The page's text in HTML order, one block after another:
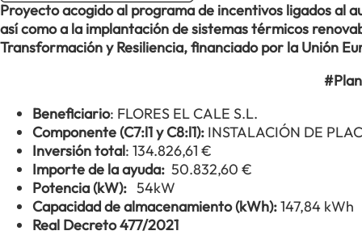
Proyecto acogido al programa de incentivos ligados al
así como a la implantación de sistemas térmicos
Transformación y Resiliencia, financiado por la Unión
Beneficiario: FLORES EL CALE S.L.
Componente (C7:l1 y C8:l1): INSTALACIÓN DE
Inversión total: 134.826,61 €
Importe de la ayuda: 50.832,60 €
Potencia (kW): 54kW
Capacidad de almacenamiento (kWh):147,84 kWh
Real Decreto 477/2021